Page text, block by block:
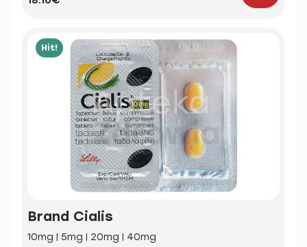
Hit!
Brand Cialis
10mg | 5mg | 20mg | 40mg